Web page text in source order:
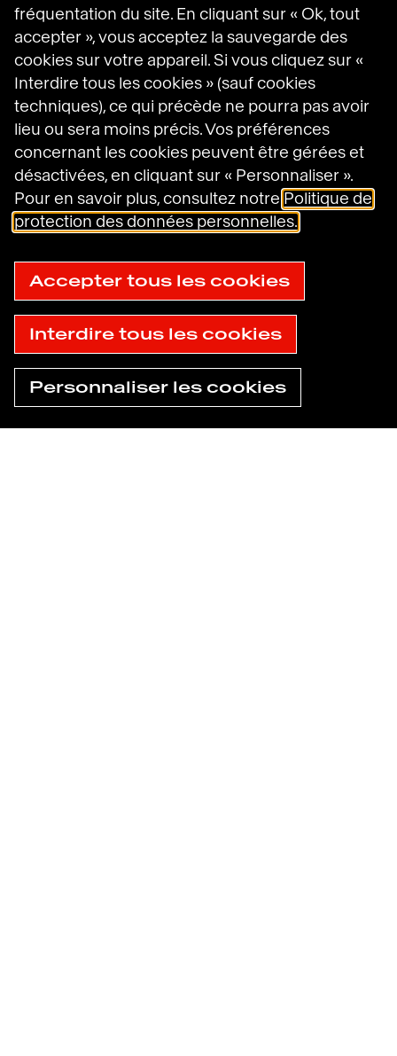
Trouver une
agence
Besoin d'aide
maintenant ?
fréquentation du site. En cliquant sur « Ok, tout
accepter », vous acceptez la sauvegarde des
cookies sur votre appareil. Si vous cliquez sur «
Interdire tous les cookies » (sauf cookies
techniques), ce qui précède ne pourra pas avoir
lieu ou sera moins précis. Vos préférences
concernant les cookies peuvent être gérées et
désactivées, en cliquant sur « Personnaliser ».
Pour en savoir plus, consultez notre Politique de
protection des données personnelles.
Accepter tous les cookies
Interdire tous les cookies
Personnaliser les cookies